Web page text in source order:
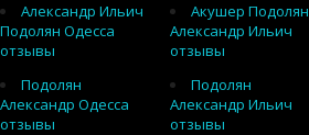
Александр Ильич
Подолян Одесса
отзывы
Акушер Подолян
Александр Ильич
отзывы
Подолян
Александр Одесса
отзывы
Подолян
Александр Ильич
отзывы